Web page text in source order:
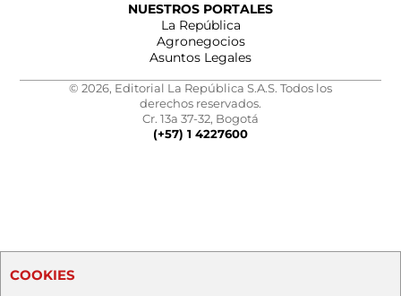
NUESTROS PORTALES
La República
Agronegocios
Asuntos Legales
© 2026, Editorial La República S.A.S. Todos los
derechos reservados.
Cr. 13a 37-32, Bogotá
(+57) 1 4227600
COOKIES